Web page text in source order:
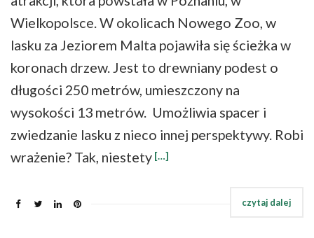
Wielkopolsce. W okolicach Nowego Zoo, w
lasku za Jeziorem Malta pojawiła się ścieżka w
koronach drzew. Jest to drewniany podest o
długości 250 metrów, umieszczony na
wysokości 13 metrów. Umożliwia spacer i
zwiedzanie lasku z nieco innej perspektywy. Robi
wrażenie? Tak, niestety […]